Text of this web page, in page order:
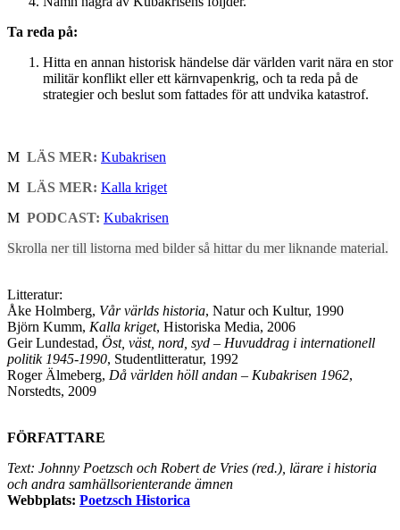
Ta reda på:
Hitta en annan historisk händelse där världen varit nära en stor
militär konflikt eller ett kärnvapenkrig, och ta reda på de
strategier och beslut som fattades för att undvika katastrof.
M LÄS MER: Kubakrisen
M LÄS MER: Kalla kriget
M PODCAST: Kubakrisen
Skrolla ner till listorna med bilder så hittar du mer liknande material.
Litteratur:
Åke Holmberg, Vår världs historia, Natur och Kultur, 1990
Björn Kumm, Kalla kriget, Historiska Media, 2006
Geir Lundestad, Öst, väst, nord, syd – Huvuddrag i internationell
politik 1945-1990, Studentlitteratur, 1992
Roger Älmeberg, Då världen höll andan – Kubakrisen 1962,
Norstedts, 2009
FÖRFATTARE
Text: Johnny Poetzsch och Robert de Vries (red.), lärare i historia
och andra samhällsorienterande ämnen
Webbplats: Poetzsch Historica